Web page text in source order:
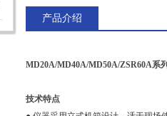
产品介绍
MD20A/MD40A/MD50A/ZSR60A系
技术特点